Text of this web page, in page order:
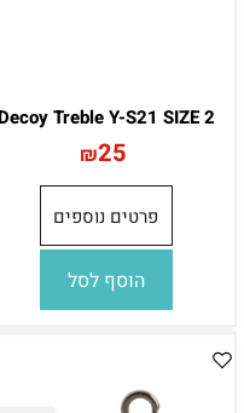
Decoy Treble Y-S21 SIZE 2
₪25
פרטים נוספים
הוסף לסל